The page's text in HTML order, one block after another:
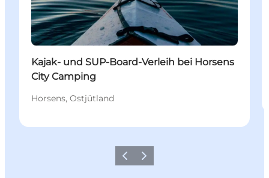
Kajak- und SUP-Board-Verleih bei Horsens
City Camping
Horsens, Ostjütland
ZurückWeiter